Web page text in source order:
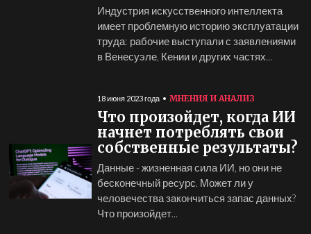
Индустрия искусственного интеллекта
имеет проблемную историю эксплуатации
труда: рабочие выступали с заявлениями
в Венесуэле, Кении и других частях...
18 июня 2023 года МНЕНИЯ И АНАЛИЗ
Что произойдет, когда ИИ
начнет потреблять свои
собственные результаты?
Данные - жизненная сила ИИ, но они не
бесконечный ресурс. Может ли у
человечества закончиться запас данных?
Что произойдет...